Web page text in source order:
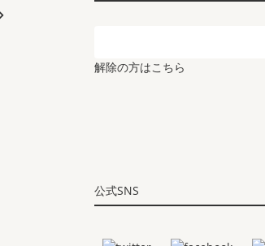
解除の方はこちら
公式SNS